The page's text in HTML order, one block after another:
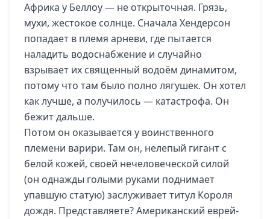
Африка у Беллоу — не открыточная. Грязь,
мухи, жестокое солнце. Сначала Хендерсон
попадает в племя арневи, где пытается
наладить водоснабжение и случайно
взрывает их священный водоём динамитом,
потому что там было полно лягушек. Он хотел
как лучше, а получилось — катастрофа. Он
бежит дальше.
Потом он оказывается у воинственного
племени варири. Там он, нелепый гигант с
белой кожей, своей нечеловеческой силой
(он однажды голыми руками поднимает
упавшую статую) заслуживает титул Короля
дождя. Представляете? Американский еврей-